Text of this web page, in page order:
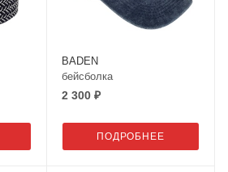
BADEN
бейсболка
2 300 ₽
ПОДРОБНЕЕ